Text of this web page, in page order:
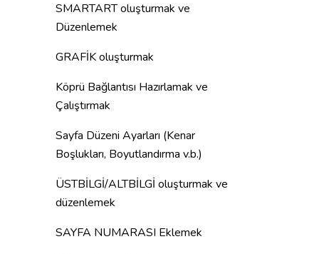
SMARTART oluşturmak ve
Düzenlemek
GRAFİK oluşturmak
Köprü Bağlantısı Hazırlamak ve
Çalıştırmak
Sayfa Düzeni Ayarları (Kenar
Boşlukları, Boyutlandırma v.b.)
ÜSTBİLGİ/ALTBİLGİ oluşturmak ve
düzenlemek
SAYFA NUMARASI Eklemek